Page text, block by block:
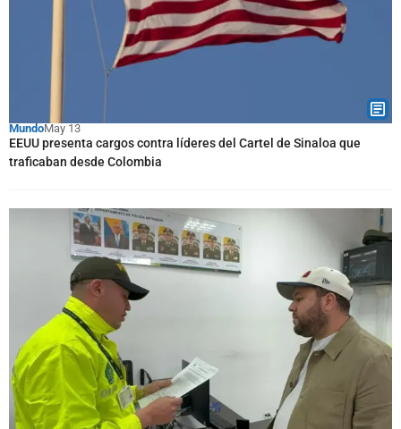
MundoMay 13
EEUU presenta cargos contra líderes del Cartel de Sinaloa que
traficaban desde Colombia